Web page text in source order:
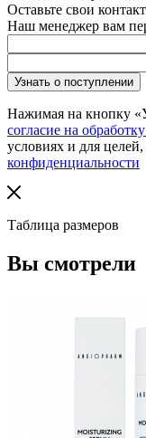
Оставьте свои
Наш менеджер вам
Нажимая на кнопку
согласие на
условиях и для
конфиденциальности
Таблица размеров
Вы смотрели